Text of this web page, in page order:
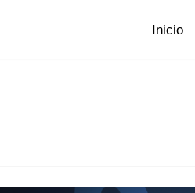
Inicio